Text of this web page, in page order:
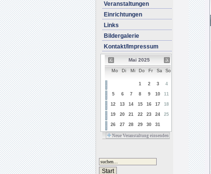
Veranstaltungen
Einrichtungen
Links
Bildergalerie
Kontakt/Impressum
Mai 2025
Mo Di Mi Do Fr Sa So
1 2 3 4
5 6 7 8 9 10 11
12 13 14 15 16 17 18
19 20 21 22 23 24 25
26 27 28 29 30 31
Neue Veranstaltung einsenden